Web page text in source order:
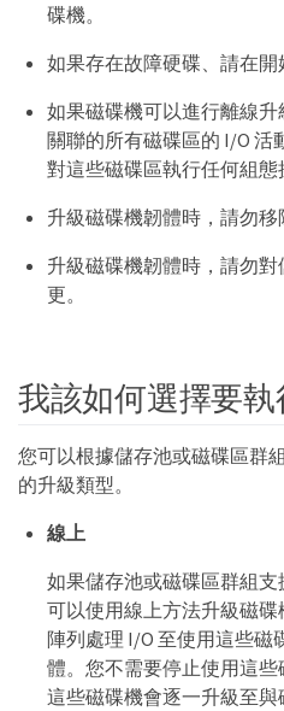
碟機。
如果存在故障硬碟、請在開
如果磁碟機可以進行離線
關聯的所有磁碟區的 I/O 活
對這些磁碟區執行任何組態
升級磁碟機韌體時，請勿移
升級磁碟機韌體時，請勿
更。
我該如何選擇要執
您可以根據儲存池或磁碟區群
的升級類型。
線上
如果儲存池或磁碟區群組
可以使用線上方法升級磁
陣列處理 I/O 至使用這些磁
體。您不需要停止使用這些
這些磁碟機會逐一升級至